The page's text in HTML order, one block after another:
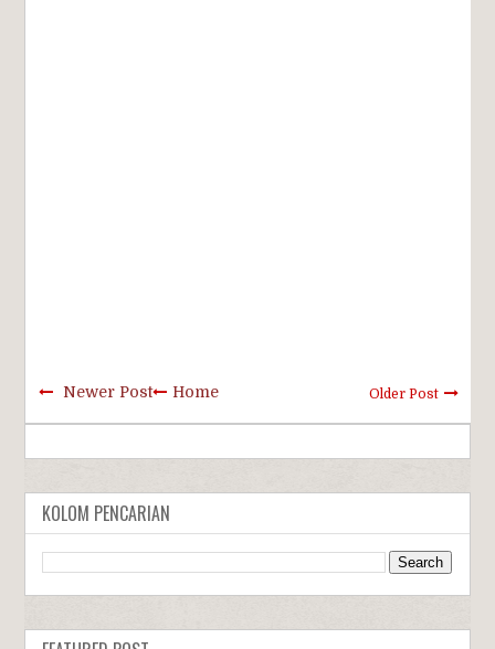
Newer Post Older Post
Home
KOLOM PENCARIAN